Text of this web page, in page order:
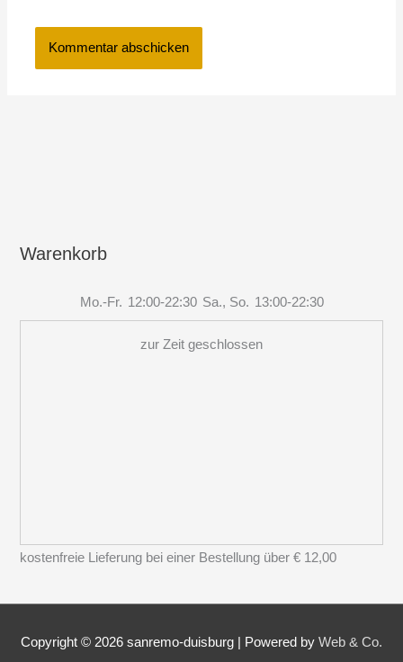
Warenkorb
Mo.-Fr. 12:00-22:30 Sa., So. 13:00-22:30
zur Zeit geschlossen
kostenfreie Lieferung bei einer Bestellung über€ 12,00
Copyright © 2026 sanremo-duisburg Powered by Web & Co.